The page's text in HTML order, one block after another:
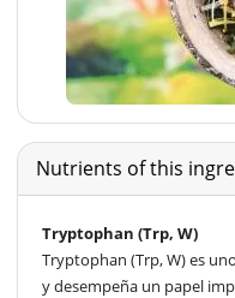
Nutrients of this
Tryptophan (Trp, W)
Tryptophan (Trp, W) es
y desempeña un papel